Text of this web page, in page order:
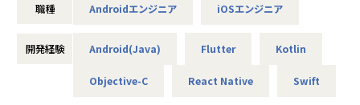
開発標準PCのメモリは最低32GB以上で入社のタイミングで
一人ひとりのエンジニアが求めるスペックを優先して環境面
を整えます。
社内で使うデュアルモニタ、他にも必要なソフト、ツールな
どあれば、柔軟に利用できる環境です。
様々なプロジェクトがございますので、
・某エネルギー系案件（Flutter）
職種 Androidエンジニア iOSエンジニア
開発経験 Android(Java) Flutter Kotlin
Objective-C React Native Swift